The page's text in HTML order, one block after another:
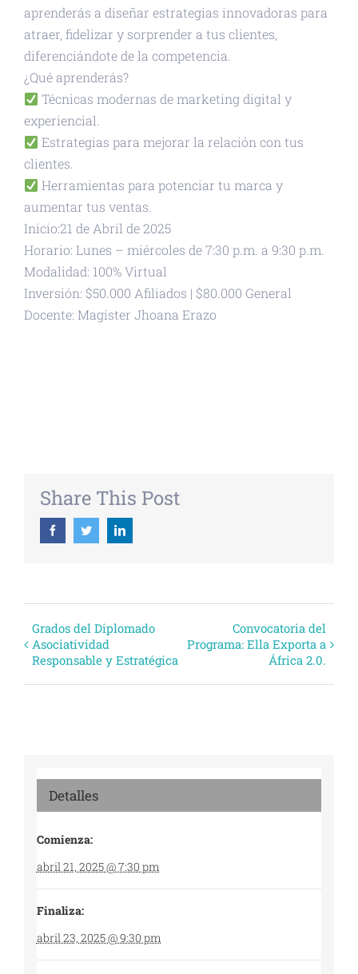
aprenderás a diseñar estrategias innovadoras para
atraer, fidelizar y sorprender a tus clientes,
diferenciándote de la competencia.
¿Qué aprenderás?
Técnicas modernas de marketing digital y
experiencial.
Estrategias para mejorar la relación con tus
clientes.
Herramientas para potenciar tu marca y
aumentar tus ventas.
Inicio:21 de Abril de 2025
Horario: Lunes – miércoles de 7:30 p.m. a 9:30 p.m.
Modalidad: 100% Virtual
Inversión: $50.000 Afiliados | $80.000 General
Docente: Magíster Jhoana Erazo
Share This Post
FacebookTwitterLinkedin
Evento
Navegación
Grados del Diplomado
Asociatividad
Responsable y Estratégica
Convocatoria del
Programa: Ella Exporta a
África 2.0.
Detalles
Comienza:
abril 21, 2025 @ 7:30 pm
Finaliza:
abril 23, 2025 @ 9:30 pm